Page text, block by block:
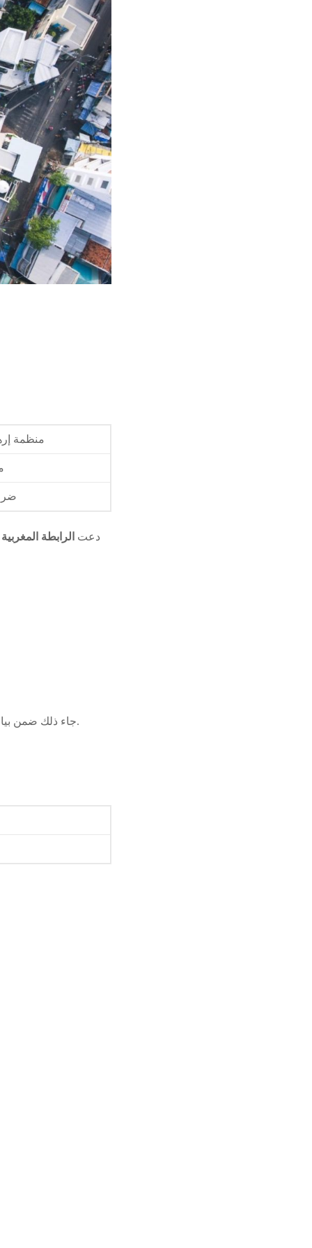
منظمة
دعت الرابطة
جاء ذلك ضمن بيان تخليداً لليوم العالمي للاجئين، حيث شدّدت الرابطة على أهمية إحترام حقوق اللاجئين وحمايتهم.